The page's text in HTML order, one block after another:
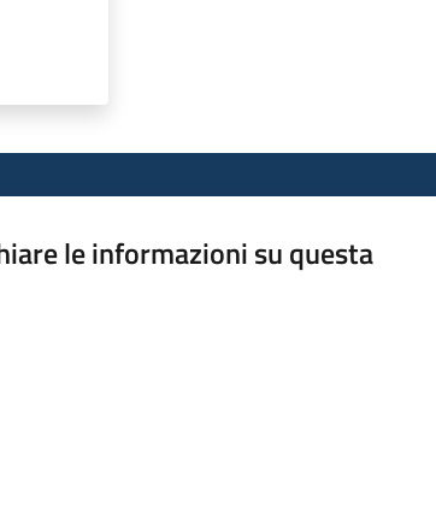
le informazioni su questa